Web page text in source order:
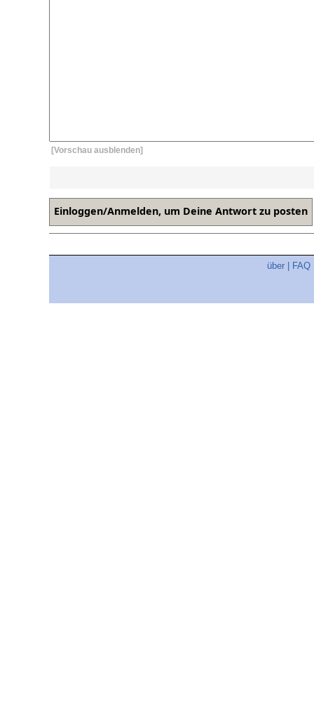
[Vorschau ausblenden]
über FAQ